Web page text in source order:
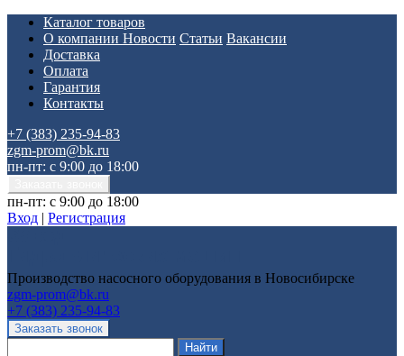
Каталог товаров
О компании Новости Статьи Вакансии
Доставка
Оплата
Гарантия
Контакты
+7 (383) 235-94-83
zgm-prom@bk.ru
пн-пт: с 9:00 до 18:00
пн-пт: с 9:00 до 18:00
Вход | Регистрация
Производство насосного оборудования в Новосибирске
zgm-prom@bk.ru
+7 (383) 235-94-83